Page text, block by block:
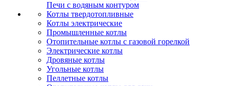
Печи с водяным контуром
Котлы твердотопливные
Котлы электрические
Промышленные котлы
Отопительные котлы с газовой горелкой
Электрические котлы
Дровяные котлы
Угольные котлы
Пеллетные котлы